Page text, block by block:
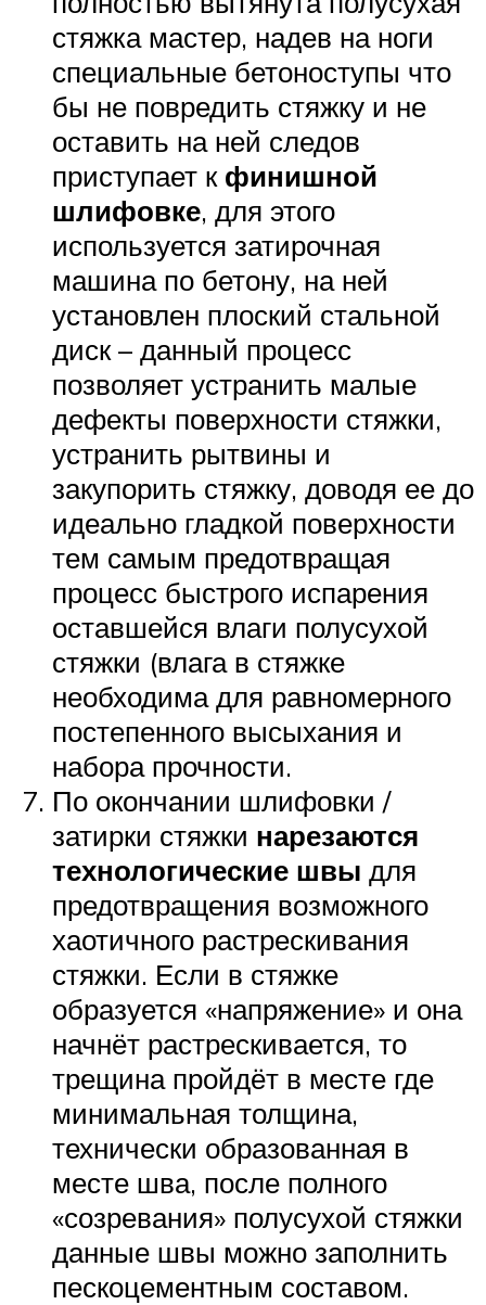
стяжка мастер, надев на ноги
специальные бетоноступы что
бы не повредить стяжку и не
оставить на ней следов
приступает к финишной
шлифовке, для этого
используется затирочная
машина по бетону, на ней
установлен плоский стальной
диск – данный процесс
позволяет устранить малые
дефекты поверхности стяжки,
устранить рытвины и
закупорить стяжку, доводя ее до
идеально гладкой поверхности
тем самым предотвращая
процесс быстрого испарения
оставшейся влаги полусухой
стяжки (влага в стяжке
необходима для равномерного
постепенного высыхания и
набора прочности.
По окончании шлифовки /
затирки стяжки нарезаются
технологические швы для
предотвращения возможного
хаотичного растрескивания
стяжки. Если в стяжке
образуется «напряжение» и она
начнёт растрескивается, то
трещина пройдёт в месте где
минимальная толщина,
технически образованная в
месте шва, после полного
«созревания» полусухой стяжки
данные швы можно заполнить
пескоцементным составом.